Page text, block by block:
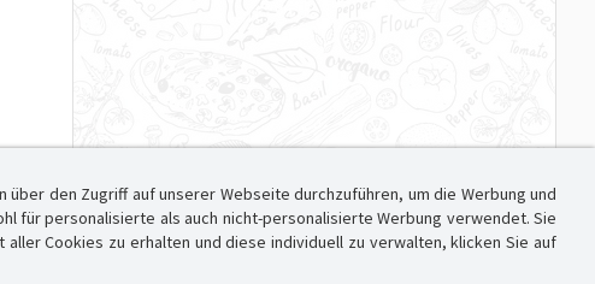
den Zugriff auf unserer Webseite durchzuführen, um die Werbung und
für personalisierte als auch nicht-personalisierte Werbung verwendet. Sie
Cookies zu erhalten und diese individuell zu verwalten, klicken Sie auf